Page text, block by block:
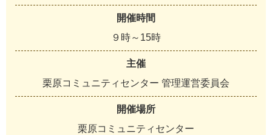
開催時間
９時～15時
主催
栗原コミュニティセンター 管理運営委員会
開催場所
栗原コミュニティセンター